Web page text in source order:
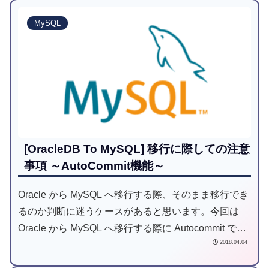
MySQL
[OracleDB To MySQL] 移行に際しての注意
事項 ～AutoCommit機能～
Oracle から MySQL へ移行する際、そのまま移行でき
るのか判断に迷うケースがあると思います。今回は
Oracle から MySQL へ移行する際に Autocommit で注
2018.04.04